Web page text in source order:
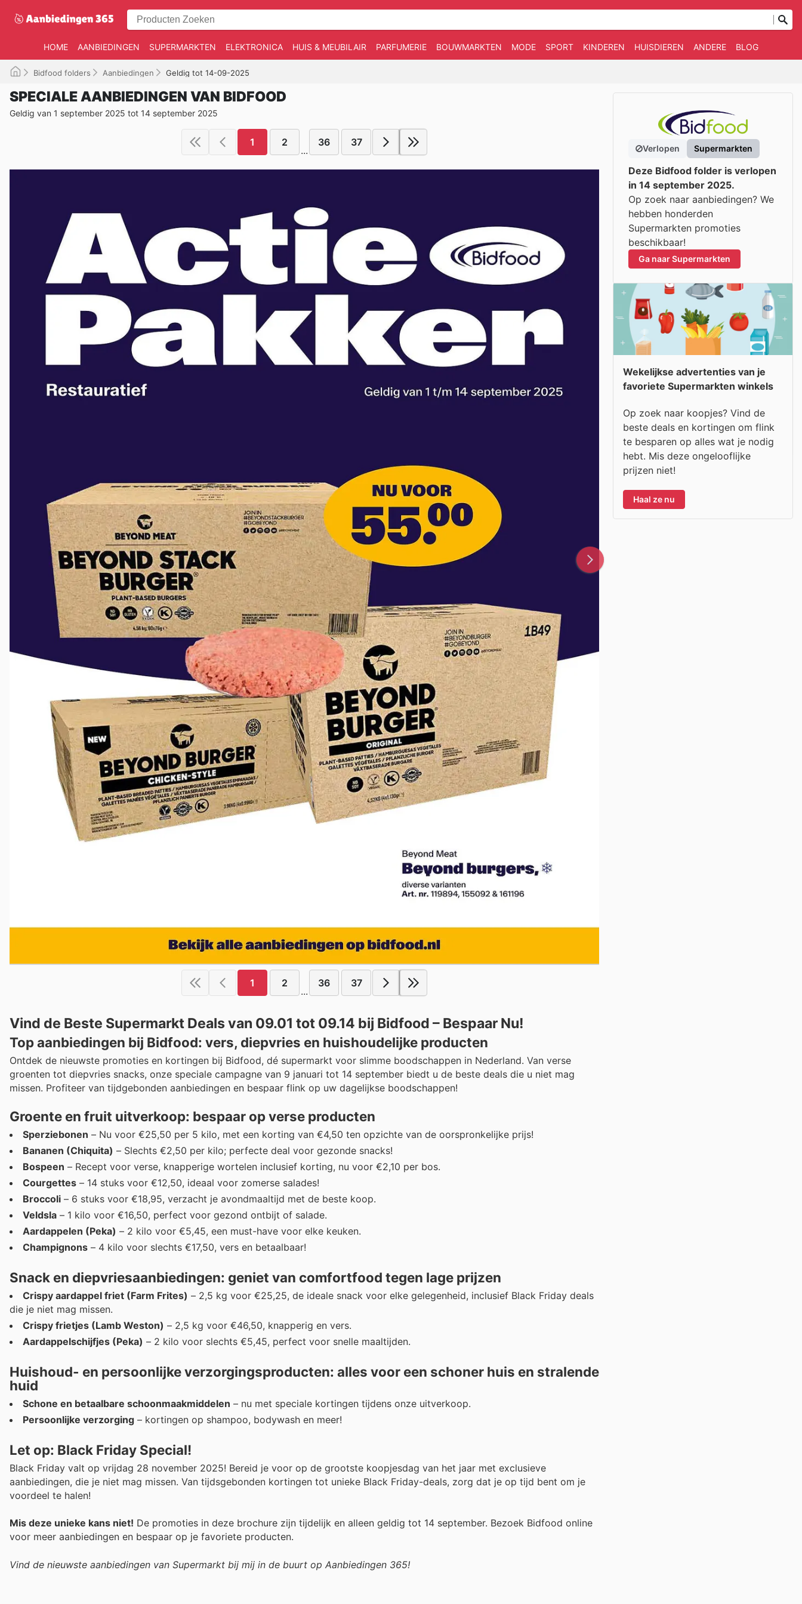
HOME AANBIEDINGEN SUPERMARKTEN ELEKTRONICA HUIS & MEUBILAIR PARFUMERIE BOUWMARKTEN MODE SPORT KINDEREN HUISDIEREN ANDERE BLOG
Bidfood folders Aanbiedingen Geldig tot 14-09-2025
SPECIALE AANBIEDINGEN VAN BIDFOOD
Geldig van 1 september 2025 tot 14 september 2025
1 2
...
36 37
1 2
...
36 37
Vind de Beste Supermarkt Deals van 09.01 tot 09.14 bij Bidfood – Bespaar Nu!
Top aanbiedingen bij Bidfood: vers, diepvries en huishoudelijke producten
Ontdek de nieuwste promoties en kortingen bij Bidfood, dé supermarkt voor slimme boodschappen in Nederland. Van verse
groenten tot diepvries snacks, onze speciale campagne van 9 januari tot 14 september biedt u de beste deals die u niet mag
missen. Profiteer van tijdgebonden aanbiedingen en bespaar flink op uw dagelijkse boodschappen!
Groente en fruit uitverkoop: bespaar op verse producten
Sperziebonen – Nu voor €25,50 per 5 kilo, met een korting van €4,50 ten opzichte van de oorspronkelijke prijs!
Bananen (Chiquita) – Slechts €2,50 per kilo; perfecte deal voor gezonde snacks!
Bospeen – Recept voor verse, knapperige wortelen inclusief korting, nu voor €2,10 per bos.
Courgettes – 14 stuks voor €12,50, ideaal voor zomerse salades!
Broccoli – 6 stuks voor €18,95, verzacht je avondmaaltijd met de beste koop.
Veldsla – 1 kilo voor €16,50, perfect voor gezond ontbijt of salade.
Aardappelen (Peka) – 2 kilo voor €5,45, een must-have voor elke keuken.
Champignons – 4 kilo voor slechts €17,50, vers en betaalbaar!
Snack en diepvriesaanbiedingen: geniet van comfortfood tegen lage prijzen
Crispy aardappel friet (Farm Frites) – 2,5 kg voor €25,25, de ideale snack voor elke gelegenheid, inclusief Black Friday deals
die je niet mag missen.
Crispy frietjes (Lamb Weston) – 2,5 kg voor €46,50, knapperig en vers.
Aardappelschijfjes (Peka) – 2 kilo voor slechts €5,45, perfect voor snelle maaltijden.
Huishoud- en persoonlijke verzorgingsproducten: alles voor een schoner huis en stralende
huid
Schone en betaalbare schoonmaakmiddelen – nu met speciale kortingen tijdens onze uitverkoop.
Persoonlijke verzorging – kortingen op shampoo, bodywash en meer!
Let op: Black Friday Special!
Black Friday valt op vrijdag 28 november 2025! Bereid je voor op de grootste koopjesdag van het jaar met exclusieve
aanbiedingen, die je niet mag missen. Van tijdsgebonden kortingen tot unieke Black Friday-deals, zorg dat je op tijd bent om je
voordeel te halen!
Mis deze unieke kans niet! De promoties in deze brochure zijn tijdelijk en alleen geldig tot 14 september. Bezoek Bidfood online
voor meer aanbiedingen en bespaar op je favoriete producten.
Vind de nieuwste aanbiedingen van Supermarkt bij mij in de buurt op Aanbiedingen 365!
Verlopen Supermarkten
Deze Bidfood folder is verlopen
in 14 september 2025.
Op zoek naar aanbiedingen? We
hebben honderden
Supermarkten promoties
beschikbaar!
Ga naar Supermarkten
Wekelijkse advertenties van je
favoriete Supermarkten winkels
Op zoek naar koopjes? Vind de
beste deals en kortingen om flink
te besparen op alles wat je nodig
hebt. Mis deze ongelooflijke
prijzen niet!
Haal ze nu